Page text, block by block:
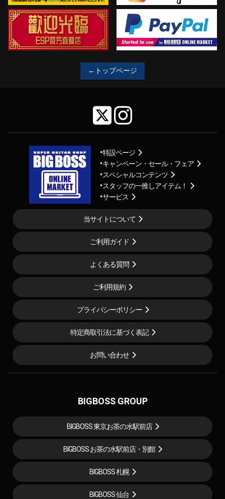
←トップページ
特設ページ
キャンペーン・セール・フェア
スペシャルコンテンツ
スタッフの一推しアイテム！
サービス
当サイトについて
ご利用ガイド
よくある質問
ご利用規約
プライバシーポリシー
特定商取引法に基づく表記
お問い合わせ
BIGBOSS GROUP
BIGBOSS 東京お茶の水駅前店
BIGBOSS お茶の水駅前店・別館
BIGBOSS 札幌
BIGBOSS 仙台